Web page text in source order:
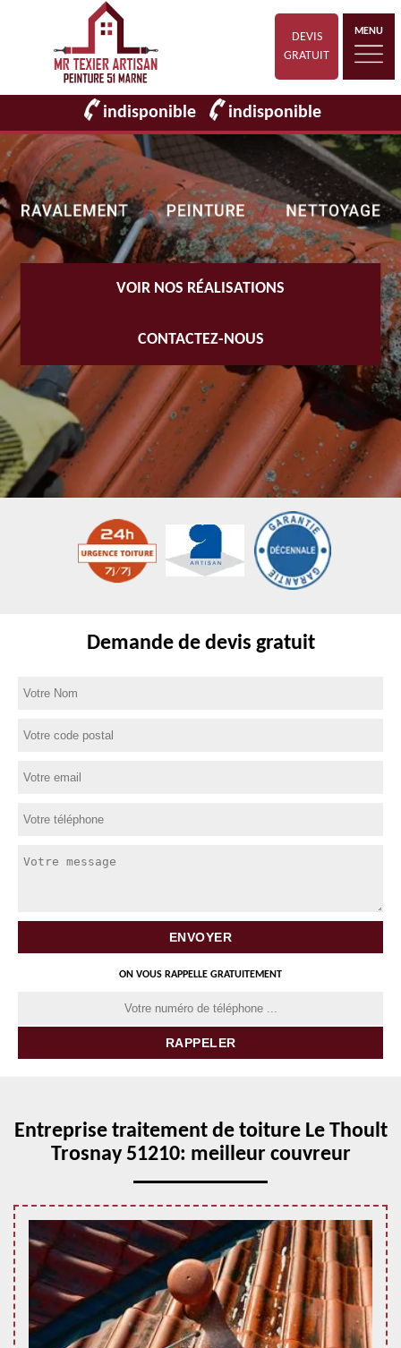
DEVIS
GRATUIT
MENU
indisponible indisponible
VOIR NOS RÉALISATIONS
CONTACTEZ-NOUS
Demande de devis gratuit
ON VOUS RAPPELLE GRATUITEMENT
Entreprise traitement de toiture Le Thoult
Trosnay 51210: meilleur couvreur